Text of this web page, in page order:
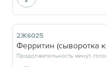
2Ж6025
Ферритин (сыворотка